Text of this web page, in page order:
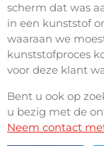
scherm dat was
in een kunststof
waaraan we
kunststofproces
voor deze klant
Bent u ook op
u bezig met de
Neem contact